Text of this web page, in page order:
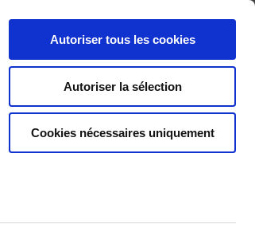
Autoriser tous les cookies
Autoriser la sélection
Cookies nécessaires uniquement
L’ICEDD OFFRE D’EMPLOI